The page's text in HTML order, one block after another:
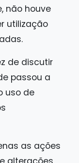
não houve
utilização
de discutir
passou a
uso de
as ações